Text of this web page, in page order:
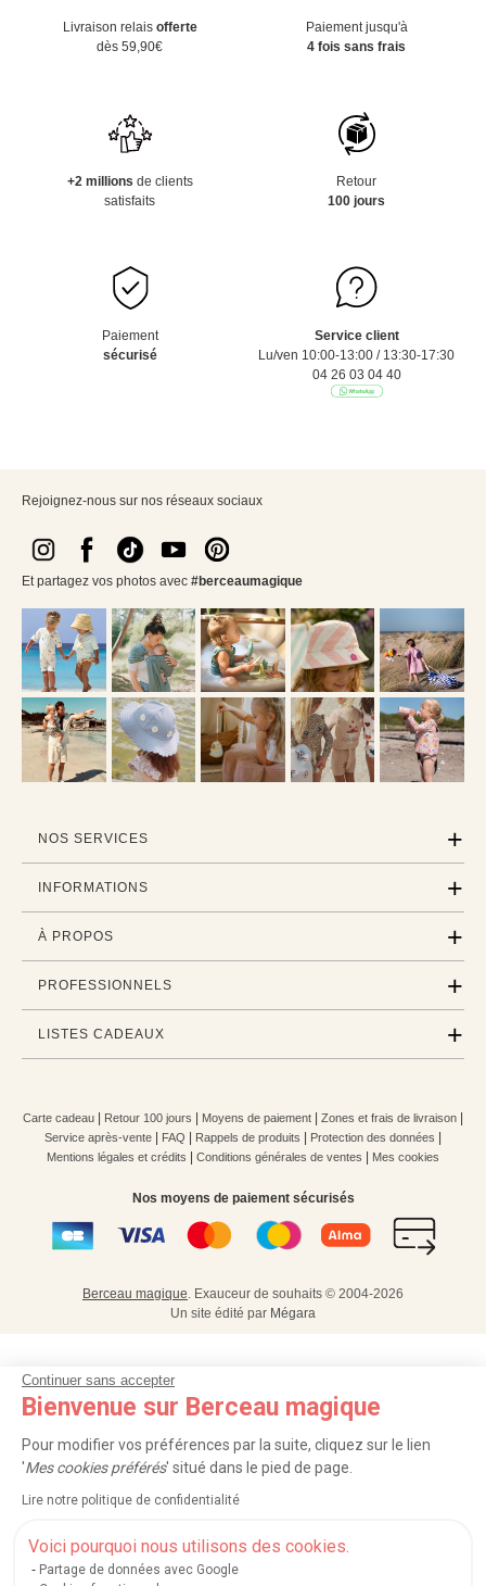
Continuer sans accepter
Bienvenue sur Berceau magique
Pour modifier vos préférences par la suite, cliquez sur le lien
'Mes cookies préférés' situé dans le pied de page.
Lire notre politique de confidentialité
Voici pourquoi nous utilisons des cookies.
Partage de données avec Google
Livraison relais offerte
dès 59,90€
Paiement jusqu'à
4 fois sans frais
+2 millions de clients
satisfaits
Retour
100 jours
Paiement
sécurisé
Service client
Lu/ven 10:00-13:00 / 13:30-17:30
04 26 03 04 40
Rejoignez-nous sur nos réseaux sociaux
Et partagez vos photos avec #berceaumagique
NOS SERVICES
INFORMATIONS
À PROPOS
PROFESSIONNELS
LISTES CADEAUX
Carte cadeau | Retour 100 jours | Moyens de paiement | Zones et frais de livraison |
Service après-vente | FAQ | Rappels de produits | Protection des données |
Mentions légales et crédits | Conditions générales de ventes | Mes cookies
Nos moyens de paiement sécurisés
Berceau magique. Exauceur de souhaits © 2004-2026
Un site édité par Mégara